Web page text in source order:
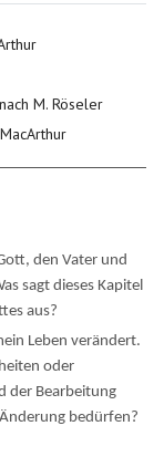
M. Röseler
den Vater und
sagt dieses Kapitel
aus?
Leben verändert.
oder
der Bearbeitung
bedürfen?